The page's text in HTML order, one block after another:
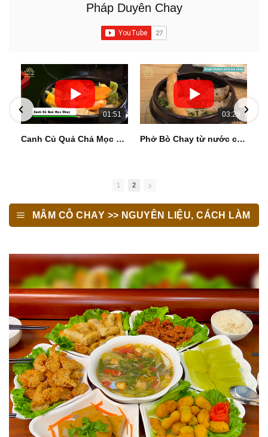
Pháp Duyên Chay
01:51
Canh Củ Quả Chả Mọc Chay - chia sẻ món Chay
03:29
Phở Bò Chay từ nước cốt Tảo Biển
1 2
MÂM CỖ CHAY >> NGUYÊN LIỆU, CÁCH LÀM